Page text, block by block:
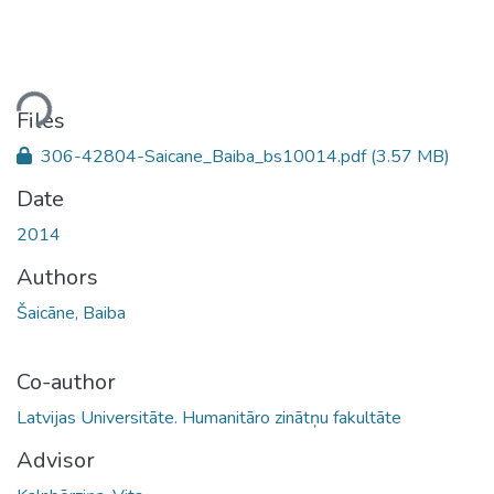
Files
306-42804-Saicane_Baiba_bs10014.pdf(3.57 MB)
Date
2014
Authors
Šaicāne, Baiba
Co-author
Latvijas Universitāte. Humanitāro zinātņu fakultāte
Advisor